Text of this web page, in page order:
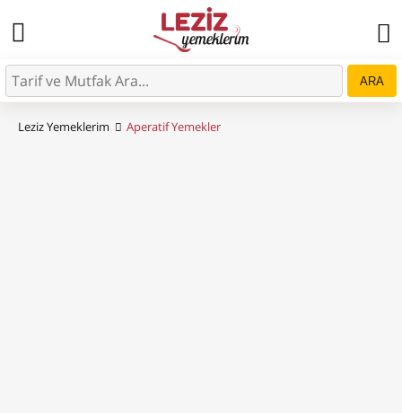
ARA
Leziz Yemeklerim Aperatif Yemekler